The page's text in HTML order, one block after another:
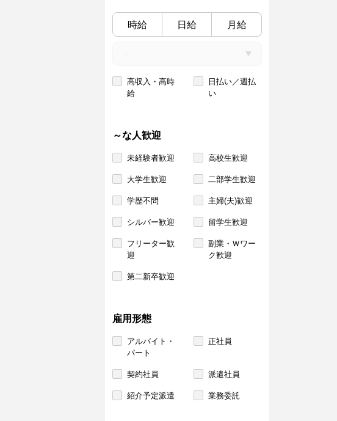
時給 日給 月給
高収入・高時
給
日払い／週払
い
～な人歓迎
未経験者歓迎 高校生歓迎
大学生歓迎 二部学生歓迎
学歴不問 主婦(夫)歓迎
シルバー歓迎 留学生歓迎
フリーター歓
迎
副業・Ｗワー
ク歓迎
第二新卒歓迎
雇用形態
アルバイト・
パート
正社員
契約社員 派遣社員
紹介予定派遣 業務委託